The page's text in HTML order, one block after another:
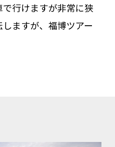
行けますが非常に狭
ますが、福博ツアー